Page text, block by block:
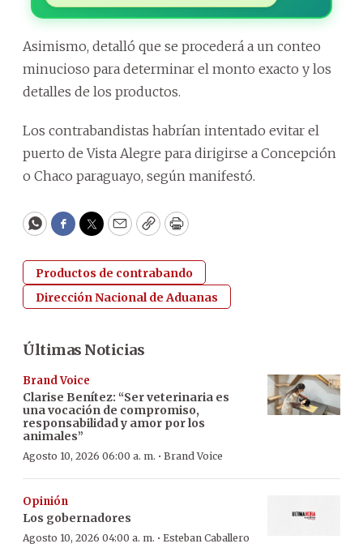
Asimismo, detalló que se procederá a un conteo
minucioso para determinar el monto exacto y los
detalles de los productos.
Los contrabandistas habrían intentado evitar el
puerto de Vista Alegre para dirigirse a Concepción
o Chaco paraguayo, según manifestó.
WhatsApp
Facebook
Twitter
EmailCopyPrint
Productos de contrabando
Dirección Nacional de Aduanas
Últimas Noticias
Brand Voice
Clarise Benítez: “Ser veterinaria es
una vocación de compromiso,
responsabilidad y amor por los
animales”
Agosto 10, 2026 06:00 a. m. · Brand Voice
Opinión
Los gobernadores
Agosto 10, 2026 04:00 a. m. · Esteban Caballero